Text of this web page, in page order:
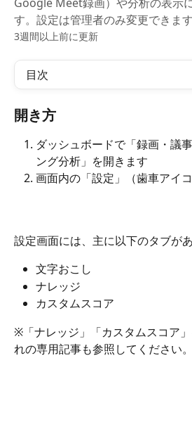
す。設定は管理者のみ変更できます
3週間以上前に更新
目次
開き方
ダッシュボードで「録画・議
ング分析」を開きます
画面内の「設定」（歯車アイ
設定画面には、主に以下のタブがあ
文字おこし
ナレッジ
カスタムスコア
※「ナレッジ」「カスタムスコア
れの専用記事も参照してください。